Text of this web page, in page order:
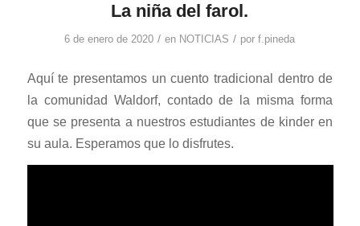
La niña del farol.
6 de enero de 2020 / en NOTICIAS / porf.pineda
Aquí te presentamos un cuento tradicional dentro de
la comunidad Waldorf, contado de la misma forma
que se presenta a nuestros estudiantes de kinder en
su aula. Esperamos que lo disfrutes.